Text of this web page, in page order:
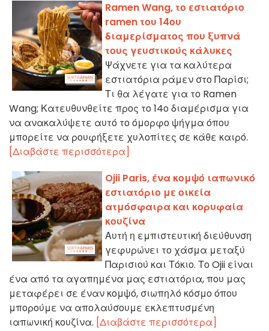
Ramen Wang, το εστιατόριο
ramen του 14ου
διαμερίσματος που ξυπνά
τους γευστικούς κάλυκες
Ψάχνετε για τα καλύτερα
εστιατόρια ράμεν στο Παρίσι;
Τι θα λέγατε για το Ramen
Wang; Κατευθυνθείτε προς το 14ο διαμέρισμα για
να ανακαλύψετε αυτό το όμορφο ψήγμα όπου
μπορείτε να ρουφήξετε χυλοπίτες σε κάθε καιρό.
[Διαβάστε περισσότερα]
Ojii Paris, ένα κομψό ιαπωνικό
εστιατόριο με οικεία
ατμόσφαιρα και κορυφαία
κουζίνα
Αυτή η εμπιστευτική διεύθυνση
γεφυρώνει το χάσμα μεταξύ
Παρισιού και Τόκιο. Το Ojii είναι
ένα από τα αγαπημένα μας εστιατόρια, που μας
μεταφέρει σε έναν κομψό, σιωπηλό κόσμο όπου
μπορούμε να απολαύσουμε εκλεπτυσμένη
ιαπωνική κουζίνα. [Διαβάστε περισσότερα]